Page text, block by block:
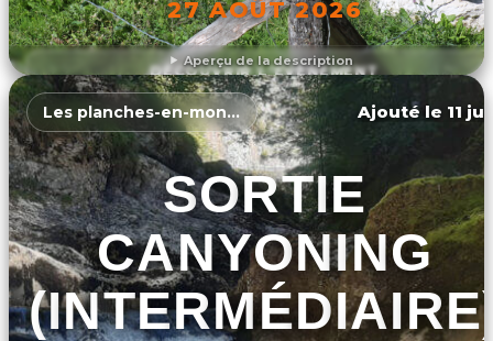
Aperçu de la description
27 AOÛT 2026
DÉCOUVRIR L'ÉVÉNEMENT
Les planches-en-montagne Ajouté le 11
SORTIE
CANYONING